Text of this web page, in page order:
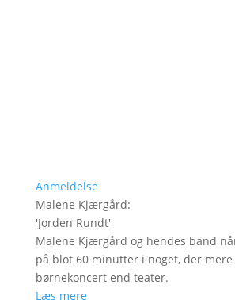
Anmeldelse
Malene Kjærgård:
'Jorden Rundt'
Malene Kjærgård og hendes band når
på blot 60 minutter i noget, der
børnekoncert end teater.
Læs mere